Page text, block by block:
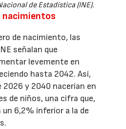
de Estadística (INE).
nacimientos
de nacimiento, las
señalan que
levemente en
hasta 2042. Así,
2026 y 2040 nacerían en
de niños, una cifra que,
un 6,2% inferior a la de